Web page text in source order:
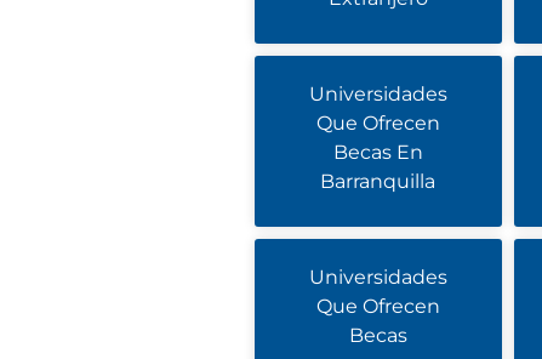
Universidades
Que Ofrecen
Becas En
Barranquilla
Universidades
Que Ofrecen
Becas